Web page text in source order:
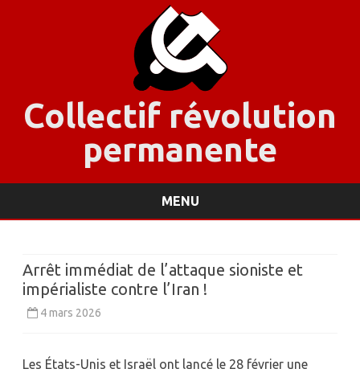
Collectif révolution
permanente
MENU
Arrêt immédiat de l’attaque sioniste et
impérialiste contre l’Iran !
4 mars 2026
Les États-Unis et Israël ont lancé le 28 février une